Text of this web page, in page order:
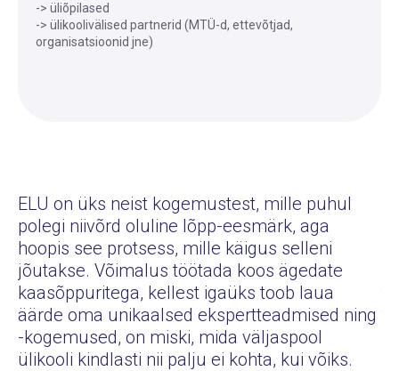
-> üliõpilased
-> ülikoolivälised partnerid (MTÜ-d, ettevõtjad,
organisatsioonid jne)
ELU on üks neist kogemustest, mille puhul
polegi niivõrd oluline lõpp-eesmärk, aga
hoopis see protsess, mille käigus selleni
jõutakse. Võimalus töötada koos ägedate
kaasõppuritega, kellest igaüks toob laua
äärde oma unikaalsed ekspertteadmised ning
-kogemused, on miski, mida väljaspool
ülikooli kindlasti nii palju ei kohta, kui võiks.